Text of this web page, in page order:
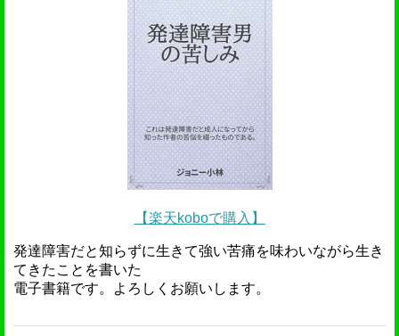
【楽天koboで購入】
発達障害だと知らずに生きて強い苦痛を味わいながら生き
てきたことを書いた
電子書籍です。よろしくお願いします。